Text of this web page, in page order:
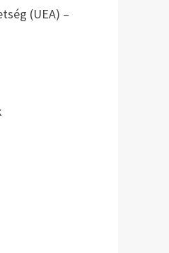
(UEA) –